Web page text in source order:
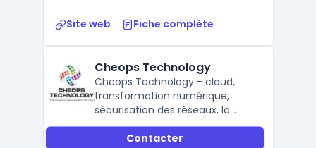
Site web Fiche complète
Cheops Technology
Cheops Technology - cloud,
transformation numérique,
sécurisation des réseaux, la
modernisation technologique &
cybersécurité.
Contacter